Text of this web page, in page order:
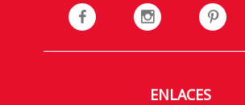
ENLACES